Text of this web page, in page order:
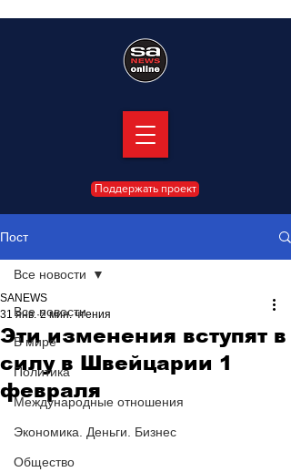
Поддержать проект
Пост
Все новости
В мире
Политика
Международные отношения
Экономика. Деньги. Бизнес
Общество
Все новости
Эти изменения вступят в
силу в Швейцарии 1
февраля
SANEWS
31 янв. 2 мин. чтения